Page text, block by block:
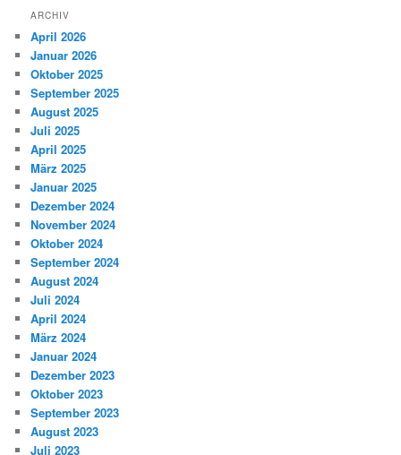
ARCHIV
April 2026
Januar 2026
Oktober 2025
September 2025
August 2025
Juli 2025
April 2025
März 2025
Januar 2025
Dezember 2024
November 2024
Oktober 2024
September 2024
August 2024
Juli 2024
April 2024
März 2024
Januar 2024
Dezember 2023
Oktober 2023
September 2023
August 2023
Juli 2023